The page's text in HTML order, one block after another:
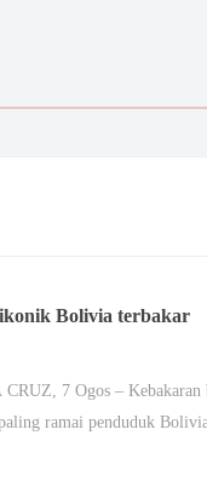
Bolivia terbakar
7 Ogos – Kebakaran
ramai penduduk